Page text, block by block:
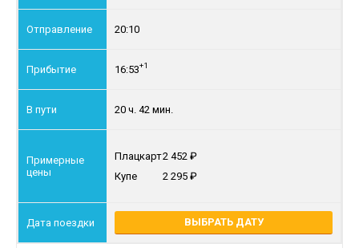
20:10
16:53+1
20 ч. 42 мин.
Плацкарт2 452
Купе
2 295
ВЫБРАТЬ ДАТУ